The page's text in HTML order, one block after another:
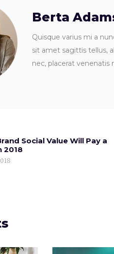
Berta
Quisque varius mi a
sit amet sagittis tellus,
nec, placerat venenatis
Social Value Will Pay a
2018